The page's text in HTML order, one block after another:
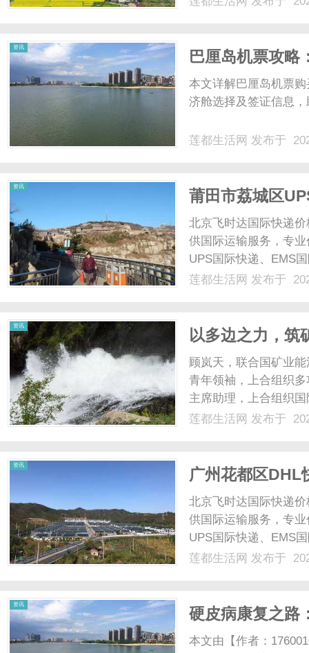
资讯
巴厘岛机票攻略
本文详解巴厘岛机票
济舱选择及签证信息
莲都生活网 发布于
资讯
莆田市‌荔城区
国际经验和清关
北京飞时达国际快递
供国际运输服务，专
UPS国际快递、EMS
业务。UPS快递作为
莲都生活网 发布于
资讯
以多边之力，
亚太区域主任、
顾岚天，联合国矿业
青年领袖，上合组织
主席助理，上合组织
行亚太区域执行行长
莲都生活网 发布于
资讯
广州花都区DHL
送达全球
北京飞时达国际快递
供国际运输服务，专
UPS国际快递、EMS
业务。广州花都区
莲都生活网 发布于
资讯
硬皮病康复之路
本文由【作者：